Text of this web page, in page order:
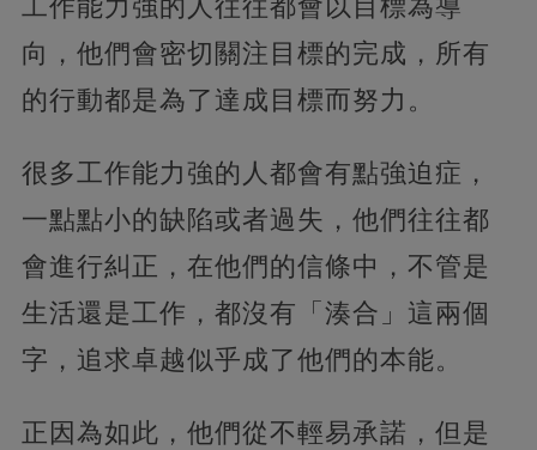
工作能力強的人往往都會以目標為導
向，他們會密切關注目標的完成，所有
的行動都是為了達成目標而努力。
很多工作能力強的人都會有點強迫症，
一點點小的缺陷或者過失，他們往往都
會進行糾正，在他們的信條中，不管是
生活還是工作，都沒有「湊合」這兩個
字，追求卓越似乎成了他們的本能。
正因為如此，他們從不輕易承諾，但是